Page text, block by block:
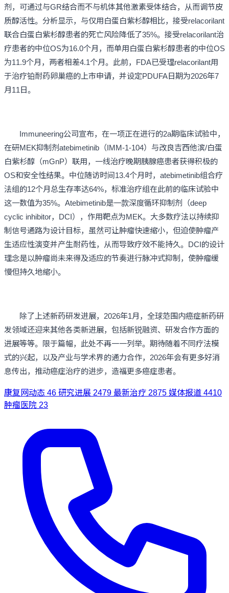
剂，可通过与GR结合而不与机体其他激素受体结合，从而调节皮
质醇活性。分析显示，与仅用白蛋白紫杉醇相比，接受relacorilant
联合白蛋白紫杉醇患者的死亡风险降低了35%。接受relacorilant治
疗患者的中位OS为16.0个月，而单用白蛋白紫杉醇患者的中位OS
为11.9个月，两者相差4.1个月。此前，FDA已受理relacorilant用
于治疗铂耐药卵巢癌的上市申请，并设定PDUFA日期为2026年7
月11日。
Immuneering公司宣布，在一项正在进行的2a期临床试验中，
在研MEK抑制剂atebimetinib（IMM-1-104）与改良吉西他滨/白蛋
白紫杉醇（mGnP）联用，一线治疗晚期胰腺癌患者获得积极的
OS和安全性结果。中位随访时间13.4个月时，atebimetinib组合疗
法组的12个月总生存率达64%，标准治疗组在此前的临床试验中
这一数值为35%。Atebimetinib是一款深度循环抑制剂（deep
cyclic inhibitor，DCI），作用靶点为MEK。大多数疗法以持续抑
制信号通路为设计目标，虽然可让肿瘤快速缩小，但迫使肿瘤产
生适应性演变并产生耐药性，从而导致疗效不能持久。DCI的设计
理念是以肿瘤尚未来得及适应的节奏进行脉冲式抑制，使肿瘤缓
慢但持久地缩小。
除了上述新药研发进展，2026年1月，全球范围内癌症新药研
发领域还迎来其他各类新进展，包括新锐融资、研发合作方面的
进展等等。限于篇幅，此处不再一一列举。期待随着不同疗法模
式的兴起，以及产业与学术界的通力合作，2026年会有更多好消
息传出，推动癌症治疗的进步，造福更多癌症患者。
康复网动态46研究进展2479最新治疗2875媒体报道4410
肿瘤医院23